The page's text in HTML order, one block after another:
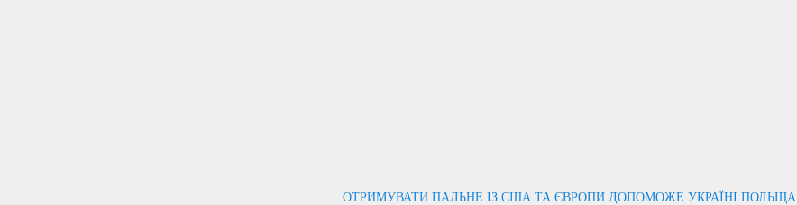
ОТРИМУВАТИ ПАЛЬНЕ ІЗ США ТА ЄВРОПИ ДОПОМОЖЕ УКРАЇНІ ПОЛЬЩА